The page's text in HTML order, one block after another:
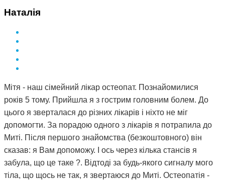
Наталія
Мітя - наш сімейний лікар остеопат. Познайомилися
років 5 тому. Прийшла я з гострим головним болем. До
цього я зверталася до різних лікарів і ніхто не міг
допомогти. За порадою одного з лікарів я потрапила до
Миті. Після першого знайомства (безкоштовного) він
сказав: я Вам допоможу. І ось через кілька стансів я
забула, що це таке ?. Відтоді за будь-якого сигналу мого
тіла, що щось не так, я звертаюся до Миті. Остеопатія -